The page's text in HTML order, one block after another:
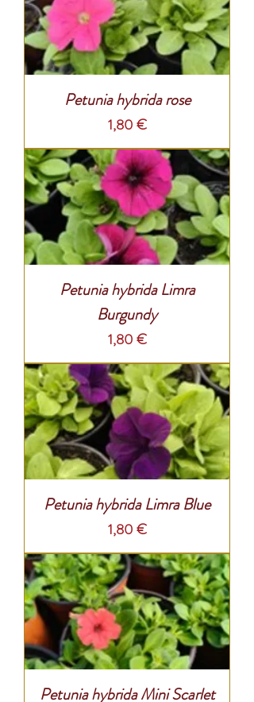
Petunia hybrida rose
Prix
1,80 €
Petunia hybrida Limra
Burgundy
Prix
1,80 €
Petunia hybrida Limra Blue
Prix
1,80 €
Petunia hybrida Mini Scarlet